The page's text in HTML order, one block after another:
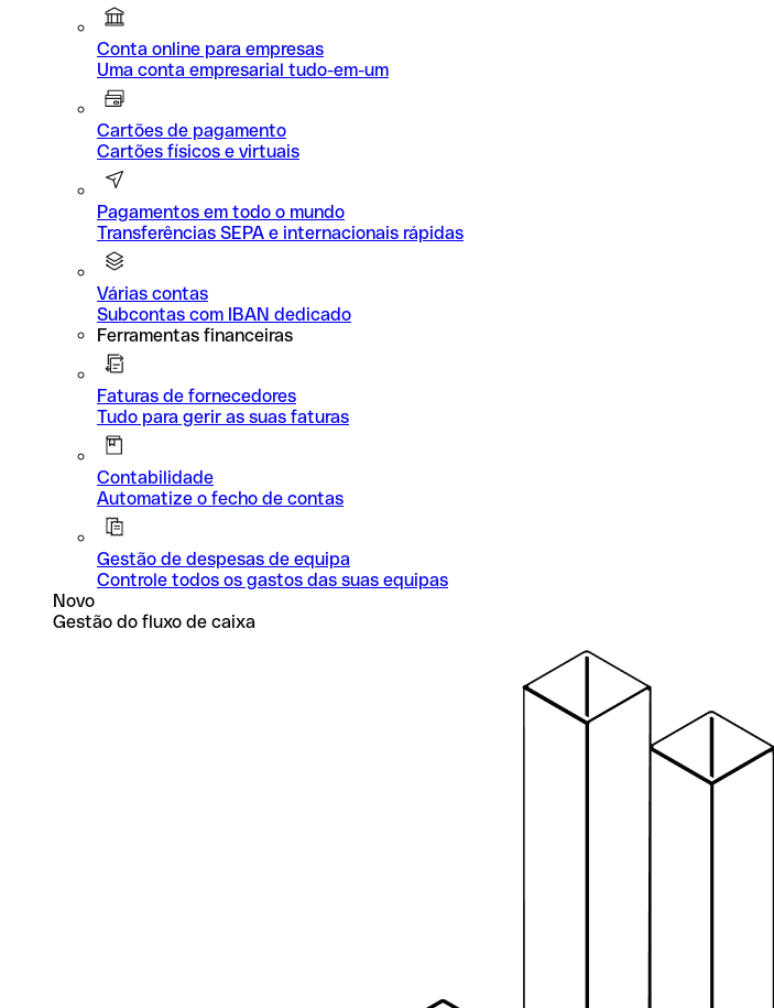
Conta online para empresas
Uma conta empresarial tudo-em-um
Cartões de pagamento
Cartões físicos e virtuais
Pagamentos em todo o mundo
Transferências SEPA e internacionais rápidas
Várias contas
Subcontas com IBAN dedicado
Ferramentas financeiras
Faturas de fornecedores
Tudo para gerir as suas faturas
Contabilidade
Automatize o fecho de contas
Gestão de despesas de equipa
Controle todos os gastos das suas equipas
Novo
Gestão do fluxo de caixa